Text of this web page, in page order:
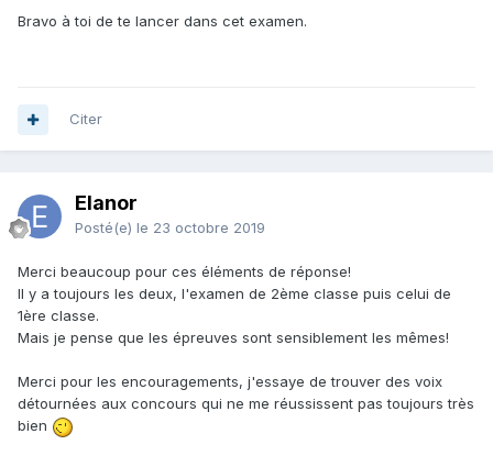
Bravo à toi de te lancer dans cet examen.
Citer
Elanor
Posté(e) le 23 octobre 2019
Merci beaucoup pour ces éléments de réponse!
Il y a toujours les deux, l'examen de 2ème classe puis celui de
1ère classe.
Mais je pense que les épreuves sont sensiblement les mêmes!
Merci pour les encouragements, j'essaye de trouver des voix
détournées aux concours qui ne me réussissent pas toujours très
bien